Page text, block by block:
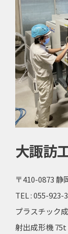
大諏訪
〒410-0873 静
TEL : 055-923-
プラスチック
射出成形機